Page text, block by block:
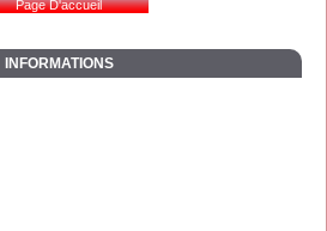
INFORMATIONS